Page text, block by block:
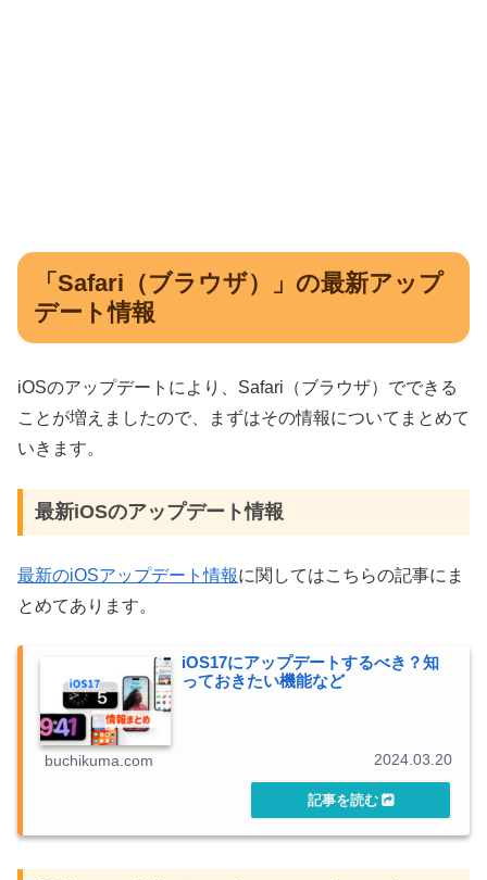
「Safari（ブラウザ）」の最新アップ
デート情報
iOSのアップデートにより、Safari（ブラウザ）でできる
ことが増えましたので、まずはその情報についてまとめて
いきます。
最新iOSのアップデート情報
最新のiOSアップデート情報に関してはこちらの記事にま
とめてあります。
iOS17にアップデートするべき？知
っておきたい機能など
buchikuma.com 2024.03.20